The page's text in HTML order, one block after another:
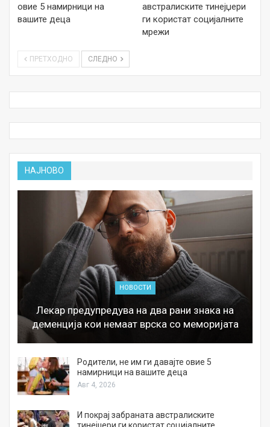
овие 5 намирници на
вашите деца
австралиските тинејџери
ги користат социјалните
мрежи
ПРЕТХОДНО СЛЕДНО
НАЈНОВО
НОВОСТИ
Лекар предупредува на два рани знака на
деменција кои немаат врска со меморијата
Родители, не им ги давајте овие 5
намирници на вашите деца
Авг 4, 2026
И покрај забраната австралиските